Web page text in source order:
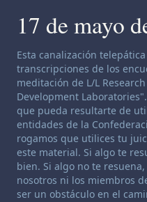
17 de mayo
Descargo de
Esta canalización
transcripciones de los
meditación de L/L
Development
que pueda resultarte de
entidades de la
rogamos que utilices tu
este material. Si algo te
bien. Si algo no te
nosotros ni los miembros
ser un obstáculo en el